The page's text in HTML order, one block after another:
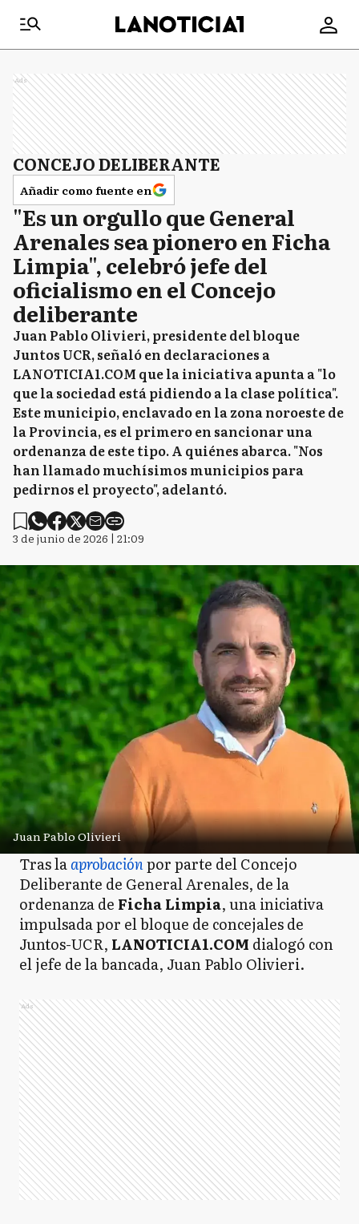
Ads
CONCEJO DELIBERANTE
Añadir como fuente en
"Es un orgullo que General
Arenales sea pionero en Ficha
Limpia", celebró jefe del
oficialismo en el Concejo
deliberante
Juan Pablo Olivieri, presidente del bloque
Juntos UCR, señaló en declaraciones a
LANOTICIA1.COM que la iniciativa apunta a "lo
que la sociedad está pidiendo a la clase política".
Este municipio, enclavado en la zona noroeste de
la Provincia, es el primero en sancionar una
ordenanza de este tipo. A quiénes abarca. "Nos
han llamado muchísimos municipios para
pedirnos el proyecto", adelantó.
3 de junio de 2026 | 21:09
Juan Pablo Olivieri
Tras laaprobaciónpor parte del Concejo
Deliberante de General Arenales, de la
ordenanza de Ficha Limpia, una iniciativa
impulsada por el bloque de concejales de
Juntos-UCR, LANOTICIA1.COM dialogó con
el jefe de la bancada, Juan Pablo Olivieri.
Ads